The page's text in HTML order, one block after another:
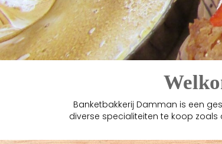
Banketbakkerij Damman is een
diverse specialiteiten te koop